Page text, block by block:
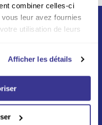
combiner celles-ci
leur avez fournies
utilisation de leurs
Afficher les détails
et Swiss Post en
réseau mondial vers
quatres coins du